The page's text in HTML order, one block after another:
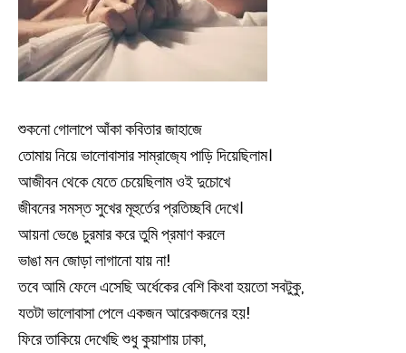
শুকনো গোলাপে আঁকা কবিতার জাহাজে
তোমায় নিয়ে ভালোবাসার সাম্রাজ‍্যে পাড়ি দিয়েছিলাম।
আজীবন থেকে যেতে চেয়েছিলাম ওই দুচোখে
জীবনের সমস্ত সুখের মূহুর্তের প্রতিচ্ছবি দেখে।
আয়না ভেঙে চুরমার করে তুমি প্রমাণ করলে
ভাঙা মন জোড়া লাগানো যায় না!
তবে আমি ফেলে এসেছি অর্ধেকের বেশি কিংবা হয়তো সবটুকু,
যতটা ভালোবাসা পেলে একজন আরেকজনের হয়!
ফিরে তাকিয়ে দেখেছি শুধু কুয়াশায় ঢাকা,